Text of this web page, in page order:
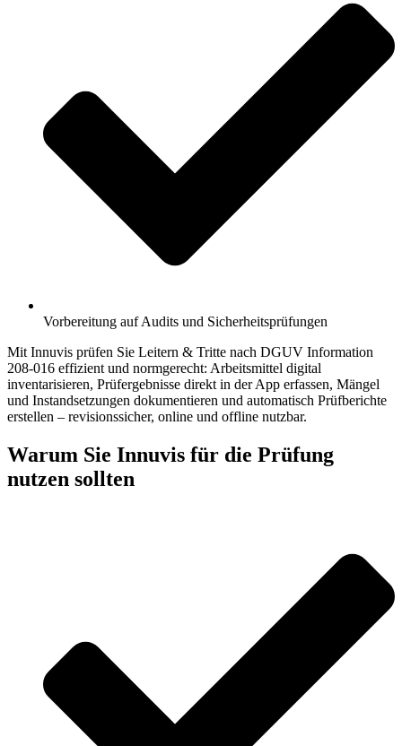
Vorbereitung auf Audits und Sicherheitsprüfungen
Mit Innuvis prüfen Sie Leitern & Tritte nach DGUV Information
208-016 effizient und normgerecht: Arbeitsmittel digital
inventarisieren, Prüfergebnisse direkt in der App erfassen, Mängel
und Instandsetzungen dokumentieren und automatisch Prüfberichte
erstellen – revisionssicher, online und offline nutzbar.
Warum Sie Innuvis für die Prüfung
nutzen sollten